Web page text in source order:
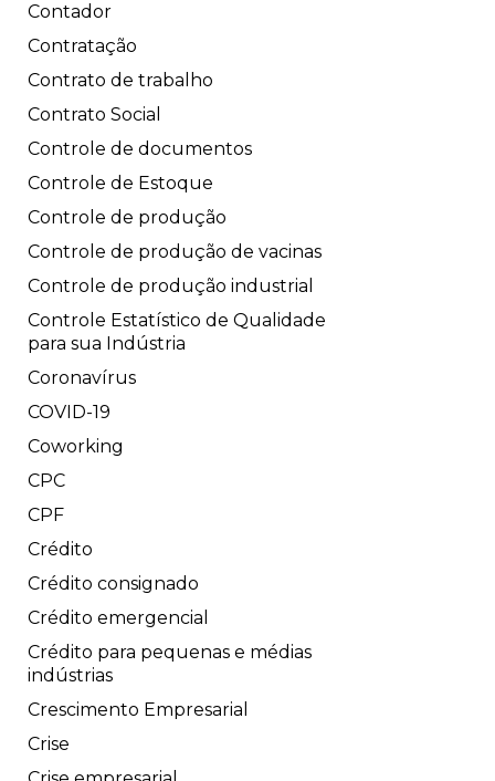
Contador
Contratação
Contrato de trabalho
Contrato Social
Controle de documentos
Controle de Estoque
Controle de produção
Controle de produção de vacinas
Controle de produção industrial
Controle Estatístico de Qualidade
para sua Indústria
Coronavírus
COVID-19
Coworking
CPC
CPF
Crédito
Crédito consignado
Crédito emergencial
Crédito para pequenas e médias
indústrias
Crescimento Empresarial
Crise